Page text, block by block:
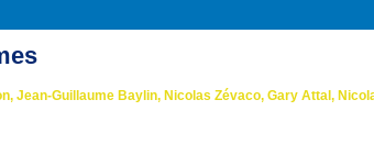
Jean-Guillaume Baylin, Nicolas Zévaco, Gary Attal,